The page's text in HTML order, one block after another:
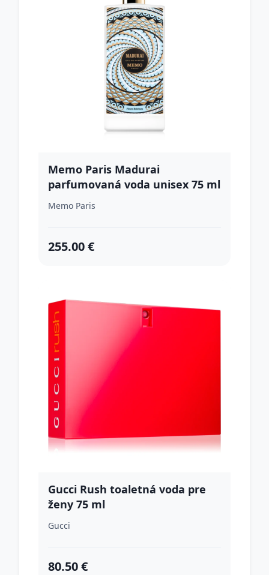
Memo Paris Madurai
parfumovaná voda unisex 75 ml
Memo Paris
255.00 €
Gucci Rush toaletná voda pre
ženy 75 ml
Gucci
80.50 €